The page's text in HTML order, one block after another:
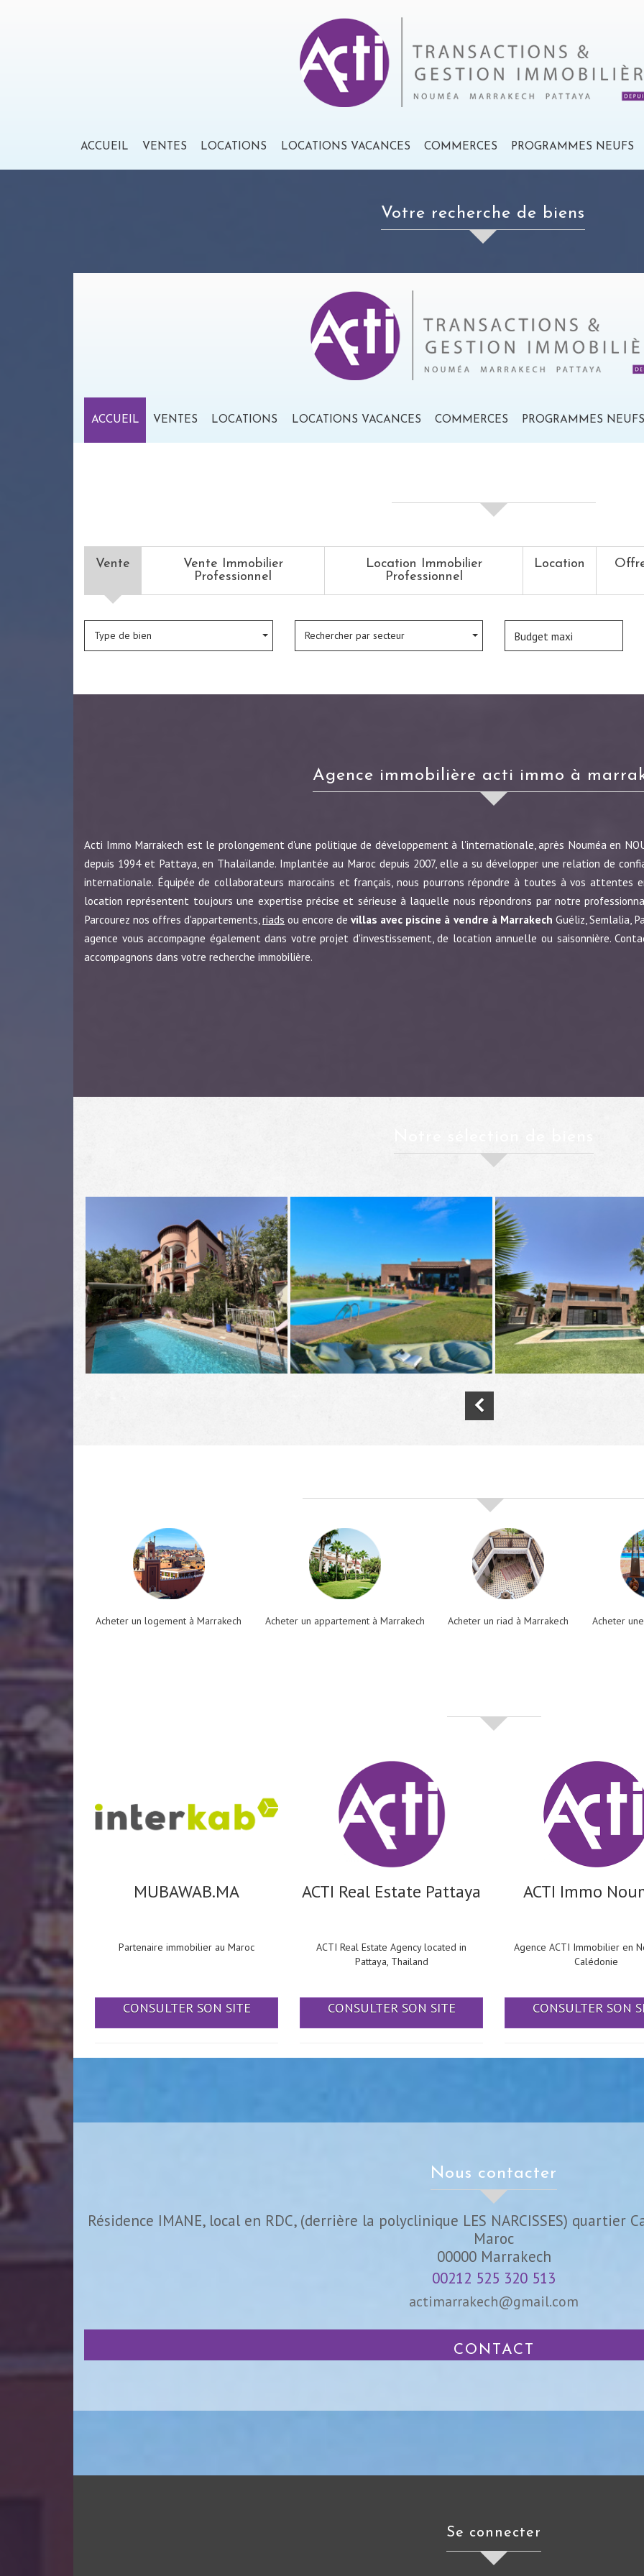
ACCUEIL VENTES LOCATIONS LOCATIONS VACANCES COMMERCES PROGRAMMES NEUFS
votre recherche de biens
ACCUEIL VENTES LOCATIONS LOCATIONS VACANCES COMMERCES PROGRAMMES
Vente
Vente Immobilier
Professionnel
Location Immobilier
Professionnel
Location
Type de bien Rechercher par secteur
agence immobilière acti immo à
Acti Immo Marrakech est le prolongement d'une politique de développement à l'internationale, après Nouméa en
depuis 1994 et Pattaya, en Thalaïlande. Implantée au Maroc depuis 2007, elle a su développer une relation de
internationale. Équipée de collaborateurs marocains et français, nous pourrons répondre à toutes à vos attentes
location représentent toujours une expertise précise et sérieuse à laquelle nous répondrons par notre
Parcourez nos offres d'appartements,riads ou encore devillas avec piscine à vendre à Marrakech Guéliz, Semlalia,
agence vous accompagne également dans votre projet d'investissement, de location annuelle ou saisonnière.
accompagnons dans votre recherche immobilière.
Acheter un logement à Marrakech Acheter un appartement à Marrakech Acheter un riad à Marrakech Acheter
MUBAWAB.MA
Partenaire immobilier au Maroc
CONSULTER SON SITE
ACTI Real Estate Pattaya
ACTI Real Estate Agency located in
Pattaya, Thailand
CONSULTER SON SITE
ACTI Immo
Agence ACTI Immobilier en
Calédonie
CONSULTER SON
nous contacter
Résidence IMANE, local en RDC, (derrière la polyclinique LES NARCISSES) quartier
Maroc
00000 Marrakech
00212 525 320 513
actimarrakech@gmail.com
CONTACT
se connecter